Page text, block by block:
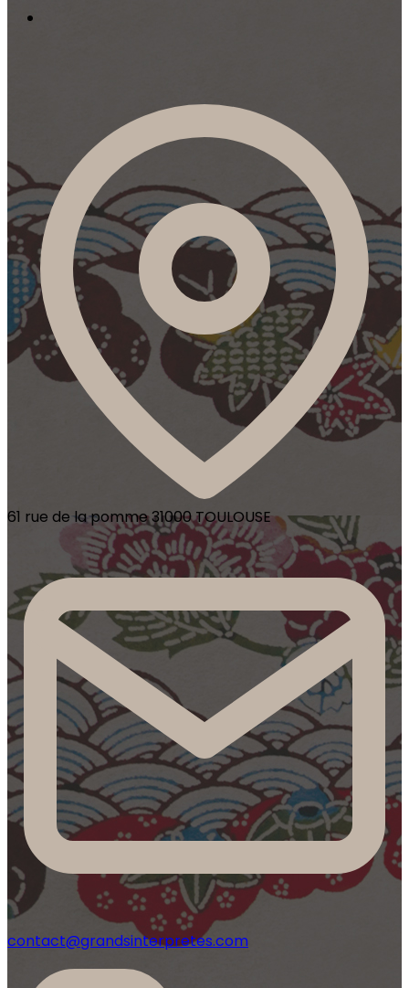
61 rue de la pomme 31000 TOULOUSE
contact@grandsinterpretes.com